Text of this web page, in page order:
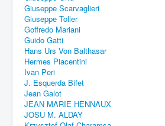
Giuseppe Scarvaglieri
Giuseppe Toller
Goffredo Mariani
Guido Gatti
Hans Urs Von Balthasar
Hermes Piacentini
Ivan Peri
J. Esquerda Bifet
Jean Galot
JEAN MARIE HENNAUX
JOSU M. ALDAY